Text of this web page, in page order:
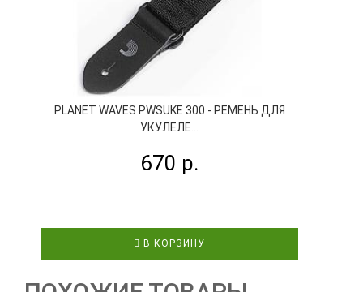
PLANET WAVES PWSUKE 300 - РЕМЕНЬ ДЛЯ
УКУЛЕЛЕ...
670 р.
В КОРЗИНУ